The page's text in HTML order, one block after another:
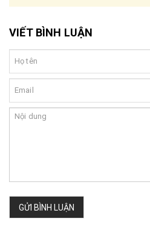
VIẾT BÌNH LUẬN
GỬI BÌNH LUẬN